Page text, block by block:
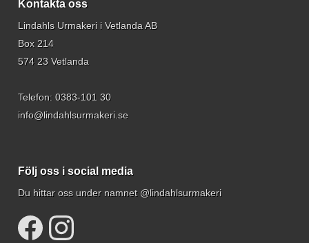
Kontakta oss
Lindahls Urmakeri i Vetlanda AB
Box 214
574 23 Vetlanda
Telefon: 0383-101 30
info@lindahlsurmakeri.se
Följ oss i social media
Du hittar oss under namnet @lindahlsurmakeri